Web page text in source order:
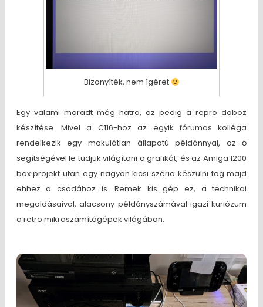
Bizonyíték, nem ígéret
Egy valami maradt még hátra, az pedig a repro doboz
készítése. Mivel a C116-hoz az egyik fórumos kolléga
rendelkezik egy makulátlan állapotú példánnyal, az ő
segítségével le tudjuk világítani a grafikát, és az Amiga 1200
box projekt után egy nagyon kicsi széria készülni fog majd
ehhez a csodához is. Remek kis gép ez, a technikai
megoldásaival, alacsony példányszámával igazi kuriózum
a retro mikroszámítógépek világában.